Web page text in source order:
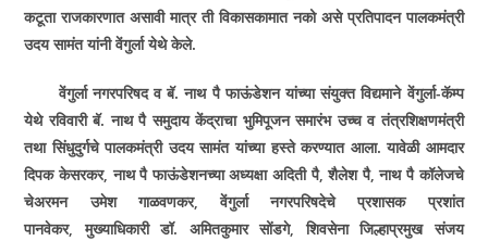
कटूता राजकारणात असावी मात्र ती विकासकामात नको असे प्रतिपादन पालकमंत्री
उदय सामंत यांनी वेंगुर्ला येथे केले.
वेंगुर्ला नगरपरिषद व बॅ. नाथ पै फाऊंडेशन यांच्या संयुक्त विद्यमाने वेंगुर्ला-कॅम्प
येथे रविवारी बॅ. नाथ पै समुदाय केंद्राचा भुमिपूजन समारंभ उच्च व तंत्रशिक्षणमंत्री
तथा सिंधुदुर्गचे पालकमंत्री उदय सामंत यांच्या हस्ते करण्यात आला. यावेळी आमदार
दिपक केसरकर,नाथ पै फाऊंडेशनच्या अध्यक्षा अदिती पै,शैलेश पै,नाथ पै कॉलेजचे
चेअरमन उमेश गाळवणकर,वेंगुर्ला नगरपरिषदेचे प्रशासक प्रशांत
पानवेकर,मुख्याधिकारी डॉ. अमितकुमार सोंडगे,शिवसेना जिल्हाप्रमुख संजय